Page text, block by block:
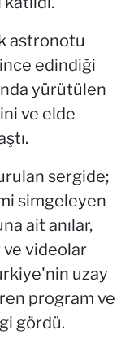
astronotu
edindiği
yürütülen
ve elde
sergide;
simgeleyen
ait anılar,
videolar
uzay
program ve
gördü.